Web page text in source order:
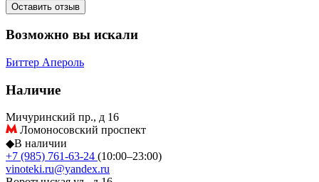
Оставить отзыв
Возможно вы искали
Биттер Апероль
Наличие
Мичуринский пр., д 16
Ломоносовский проспект
◆В наличии
+7 (985) 761-63-24 (10:00–23:00)
vinoteki.ru@yandex.ru